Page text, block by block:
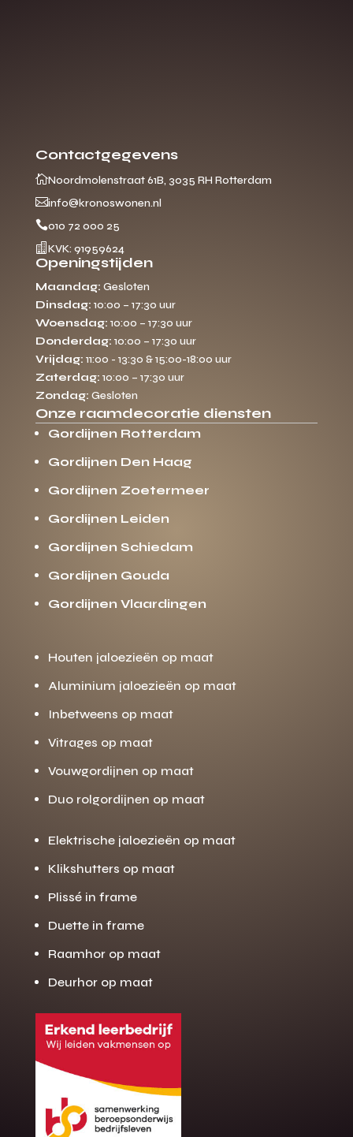
Gratis offerte
op maat?
Binnen 24 uur jouw gratis offerte
Contactgegevens
Noordmolenstraat 61B, 3035 RH Rotterdam
info@kronoswonen.nl
010 72 000 25
 KVK: 91959624
Openingstijden
Maandag: Gesloten
Dinsdag: 10:00 – 17:30 uur
Woensdag: 10:00 – 17:30 uur
Donderdag: 10:00 – 17:30 uur
Vrijdag: 11:00 - 13:30 & 15:00-18:00 uur
Zaterdag: 10:00 – 17:30 uur
Zondag: Gesloten
Onze raamdecoratie diensten
Gordijnen Rotterdam
Gordijnen Den Haag
Gordijnen Zoetermeer
Gordijnen Leiden
Gordijnen Schiedam
Gordijnen Gouda
Gordijnen Vlaardingen
Houten jaloezieën op maat
Aluminium jaloezieën op maat
Inbetweens op maat
Vitrages op maat
Vouwgordijnen op maat
Duo rolgordijnen op maat
Elektrische jaloezieën op maat
Klikshutters op maat
Plissé in frame
Duette in frame
Raamhor op maat
Deurhor op maat